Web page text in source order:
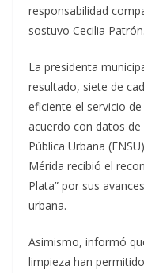
responsabilidad
sostuvo Cecilia Patrón.
La presidenta
resultado, siete de
eficiente el servicio
acuerdo con datos de
Pública Urbana
Mérida recibió el
Plata” por sus
urbana.
Asimismo, informó
limpieza han